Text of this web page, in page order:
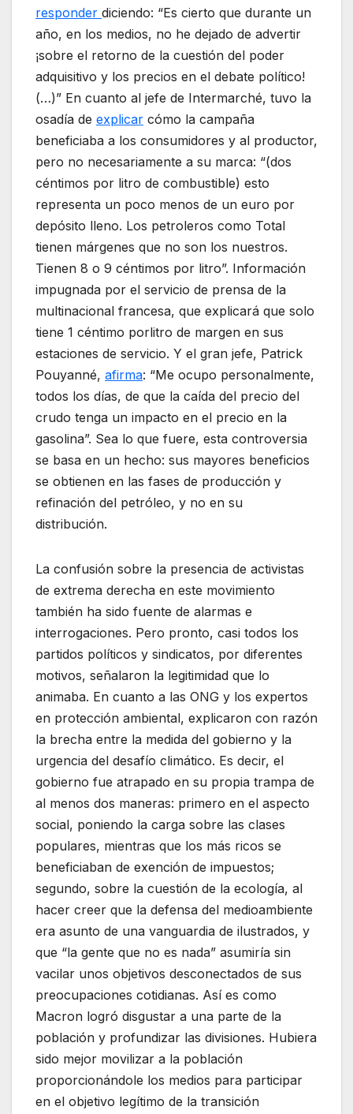
responder diciendo: “Es cierto que durante un
año, en los medios, no he dejado de advertir
¡sobre el retorno de la cuestión del poder
adquisitivo y los precios en el debate político!
(…)” En cuanto al jefe de Intermarché, tuvo la
osadía de explicar cómo la campaña
beneficiaba a los consumidores y al productor,
pero no necesariamente a su marca: “(dos
céntimos por litro de combustible) esto
representa un poco menos de un euro por
depósito lleno. Los petroleros como Total
tienen márgenes que no son los nuestros.
Tienen 8 o 9 céntimos por litro”. Información
impugnada por el servicio de prensa de la
multinacional francesa, que explicará que solo
tiene 1 céntimo porlitro de margen en sus
estaciones de servicio. Y el gran jefe, Patrick
Pouyanné, afirma: “Me ocupo personalmente,
todos los días, de que la caída del precio del
crudo tenga un impacto en el precio en la
gasolina”. Sea lo que fuere, esta controversia
se basa en un hecho: sus mayores beneficios
se obtienen en las fases de producción y
refinación del petróleo, y no en su
distribución.
La confusión sobre la presencia de activistas
de extrema derecha en este movimiento
también ha sido fuente de alarmas e
interrogaciones. Pero pronto, casi todos los
partidos políticos y sindicatos, por diferentes
motivos, señalaron la legitimidad que lo
animaba. En cuanto a las ONG y los expertos
en protección ambiental, explicaron con razón
la brecha entre la medida del gobierno y la
urgencia del desafío climático. Es decir, el
gobierno fue atrapado en su propia trampa de
al menos dos maneras: primero en el aspecto
social, poniendo la carga sobre las clases
populares, mientras que los más ricos se
beneficiaban de exención de impuestos;
segundo, sobre la cuestión de la ecología, al
hacer creer que la defensa del medioambiente
era asunto de una vanguardia de ilustrados, y
que “la gente que no es nada” asumiría sin
vacilar unos objetivos desconectados de sus
preocupaciones cotidianas. Así es como
Macron logró disgustar a una parte de la
población y profundizar las divisiones. Hubiera
sido mejor movilizar a la población
proporcionándole los medios para participar
en el objetivo legítimo de la transición